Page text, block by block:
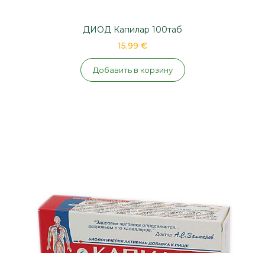
ДИОД Капилар 100таб
15,99 €
Добавить в корзину